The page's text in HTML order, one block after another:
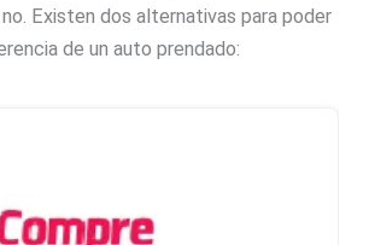
Existen dos alternativas para poder
de un auto prendado: